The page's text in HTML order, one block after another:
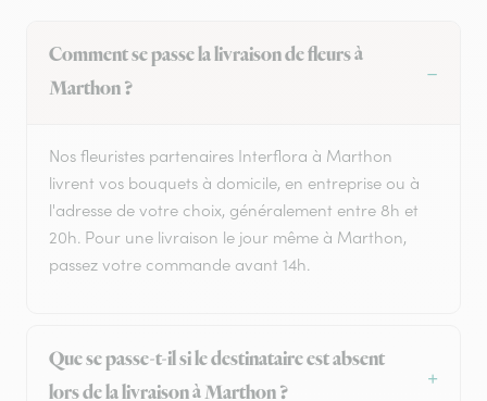
Comment se passe la livraison de fleurs à
Marthon ?
Nos fleuristes partenaires Interflora à Marthon
livrent vos bouquets à domicile, en entreprise ou à
l'adresse de votre choix, généralement entre 8h et
20h. Pour une livraison le jour même à Marthon,
passez votre commande avant 14h.
Que se passe-t-il si le destinataire est absent
lors de la livraison à Marthon ?